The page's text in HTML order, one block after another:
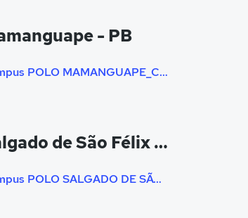
- PB
Campus POLO MAMANGUAPE_CENTRO (UNIPÊ)
Salgado de São Félix - PB
Campus POLO SALGADO DE SÃO FÉLIX